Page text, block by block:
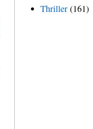
Thriller (161)